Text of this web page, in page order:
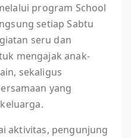
program School
setiap Sabtu
seru dan
mengajak anak-
sekaligus
yang
aktivitas, pengunjung